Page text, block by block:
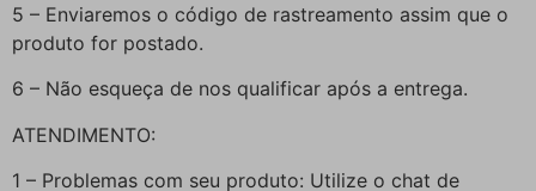
5 – Enviaremos o código de rastreamento assim que o
produto for postado.
6 – Não esqueça de nos qualificar após a entrega.
ATENDIMENTO:
1 – Problemas com seu produto: Utilize o chat de